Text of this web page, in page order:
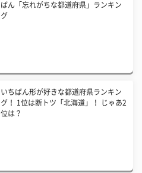
ばん「忘れがちな都道府県」ランキン
グ
いちばん形が好きな都道府県ランキン
グ！ 1位は断トツ「北海道」！ じゃあ2
位は？